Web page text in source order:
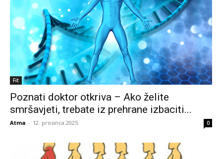
Fit
Poznati doktor otkriva – Ako želite
smršavjeti, trebate iz prehrane izbaciti...
Atma - 12. prosinca 2025. 0